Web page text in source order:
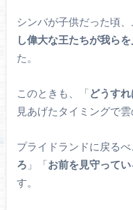
シンバが子供だった頃
し偉大な王たちが我ら
た。
このときも、「どうす
見あげたタイミングで
プライドランドに戻る
ろ 」「お前を見守って
す。